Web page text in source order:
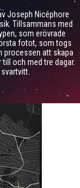
Joseph Nicéphore
Tillsammans med
som erövrade
fotot, som togs
processen att skapa
och med tre dagar.